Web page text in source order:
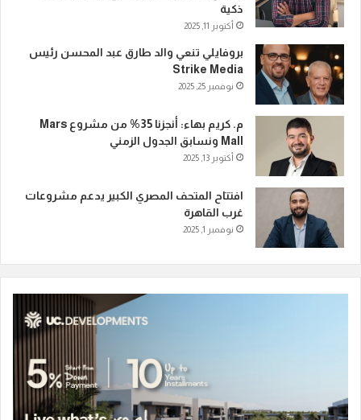
ذكية
أكتوبر 11, 2025
بروفايلي تنعي والد طارق عبد المحسن رئيس
Strike Media
نوفمبر 25, 2025
م. كريم بهاء: أنجزنا 35% من مشروع Mars
Mall ونسابق الجدول الزمني
أكتوبر 13, 2025
افتتاح المتحف المصري الكبير يدعم مشروعات
غرب القاهرة
نوفمبر 1, 2025